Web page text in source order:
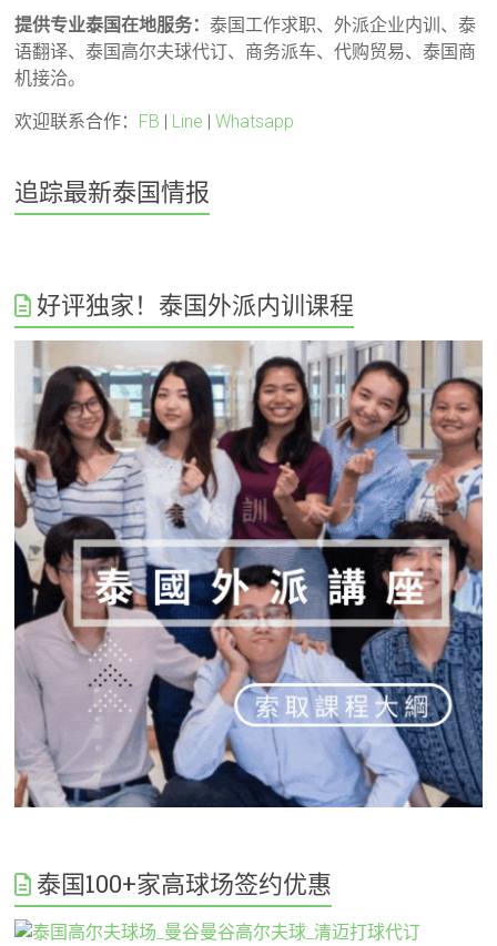
提供专业泰国在地服务：泰国工作求职、外派企业内训、泰
语翻译、泰国高尔夫球代订、商务派车、代购贸易、泰国商
机接洽。
欢迎联系合作： FB | Line |Whatsapp
追踪最新泰国情报
好评独家！泰国外派内训课程
泰国100+家高球场签约优惠